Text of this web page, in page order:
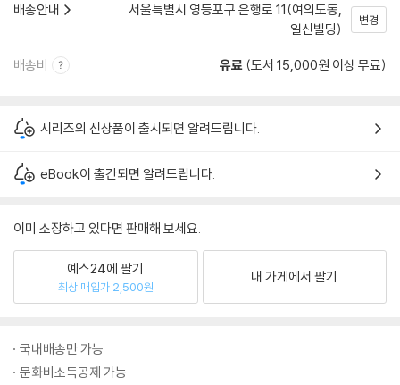
배송안내
서울특별시 영등포구 은행로 11(여의도동,
일신빌딩)
변경
배송비 유료 (도서 15,000원 이상 무료)
시리즈의 신상품이 출시되면 알려드립니다.
eBook이 출간되면 알려드립니다.
이미 소장하고 있다면 판매해 보세요.
예스24에 팔기
최상 매입가 2,500원
내 가게에서 팔기
국내배송만 가능
문화비소득공제 가능